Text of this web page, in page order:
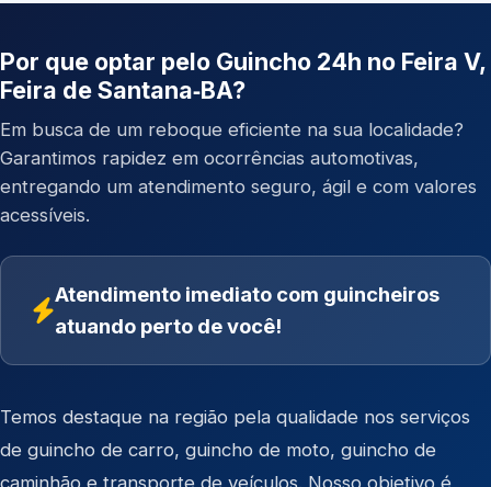
Por que optar pelo Guincho 24h no Feira V,
Feira de Santana‑BA?
Em busca de um reboque eficiente na sua localidade?
Garantimos rapidez em ocorrências automotivas,
entregando um atendimento seguro, ágil e com valores
acessíveis.
Atendimento imediato com guincheiros
atuando perto de você!
Temos destaque na região pela qualidade nos serviços
de guincho de carro, guincho de moto, guincho de
caminhão e transporte de veículos . Nosso objetivo é